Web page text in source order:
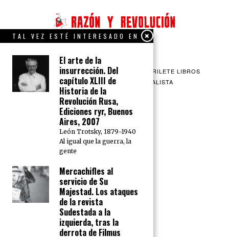
QUIENES SOMOS CONTACTO
BARRILETE LIBROS
CEICS
ENGLISH VÍA SOCIALISTA
TAL VEZ ESTÉ INTERESADO EN
El arte de la
insurrección. Del
capítulo XLIII de
Historia de la
Revolución Rusa,
Ediciones ryr, Buenos
Aires, 2007
León Trotsky, 1879-1940
Al igual que la guerra, la
gente
Mercachifles al
servicio de Su
Majestad. Los ataques
de la revista
Sudestada a la
izquierda, tras la
derrota de Filmus